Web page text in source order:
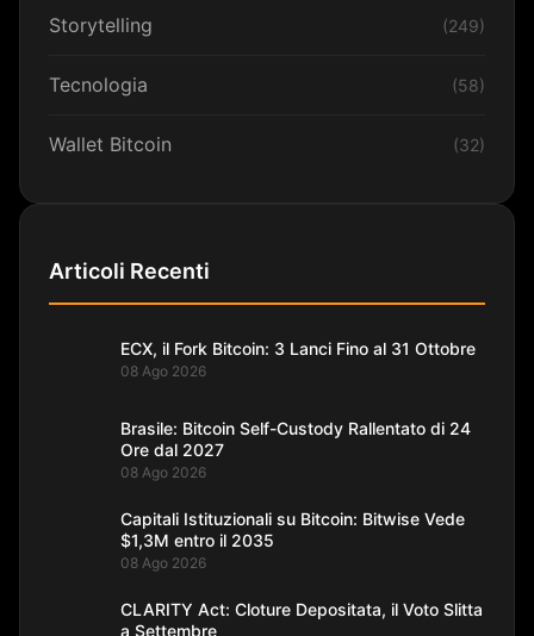
Storytelling (249)
Tecnologia (58)
Wallet Bitcoin (32)
Articoli Recenti
ECX, il Fork Bitcoin: 3 Lanci Fino al 31 Ottobre
08 Ago 2026
Brasile: Bitcoin Self-Custody Rallentato di 24
Ore dal 2027
08 Ago 2026
Capitali Istituzionali su Bitcoin: Bitwise Vede
$1,3M entro il 2035
08 Ago 2026
CLARITY Act: Cloture Depositata, il Voto Slitta
a Settembre